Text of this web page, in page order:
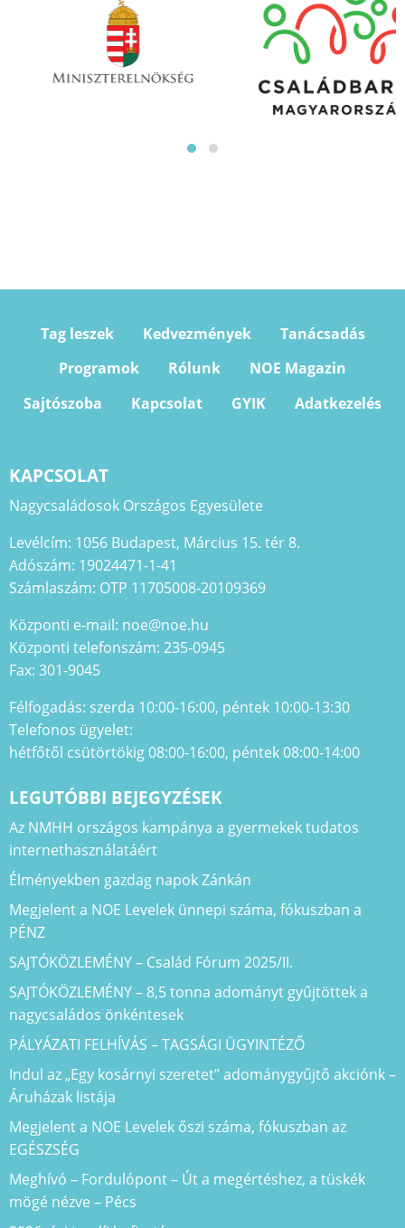
Tag leszek Kedvezmények
Tanácsadás
Programok
Rólunk
NOE Magazin
Sajtószoba
Kapcsolat GYIK Adatkezelés
KAPCSOLAT
Nagycsaládosok Országos Egyesülete
Levélcím: 1056 Budapest, Március 15. tér 8.
Adószám: 19024471-1-41
Számlaszám: OTP 11705008-20109369
Központi e-mail: noe@noe.hu
Központi telefonszám: 235-0945
Fax: 301-9045
Félfogadás: szerda 10:00-16:00, péntek 10:00-13:30
Telefonos ügyelet:
hétfőtől csütörtökig 08:00-16:00, péntek 08:00-14:00
LEGUTÓBBI BEJEGYZÉSEK
Az NMHH országos kampánya a gyermekek tudatos
internethasználatáért
Élményekben gazdag napok Zánkán
Megjelent a NOE Levelek ünnepi száma, fókuszban a
PÉNZ
SAJTÓKÖZLEMÉNY – Család Fórum 2025/II.
SAJTÓKÖZLEMÉNY – 8,5 tonna adományt gyűjtöttek a
nagycsaládos önkéntesek
PÁLYÁZATI FELHÍVÁS – TAGSÁGI ÜGYINTÉZŐ
Indul az „Egy kosárnyi szeretet” adománygyűjtő akciónk –
Áruházak listája
Megjelent a NOE Levelek őszi száma, fókuszban az
EGÉSZSÉG
Meghívó – Fordulópont – Út a megértéshez, a tüskék
mögé nézve – Pécs